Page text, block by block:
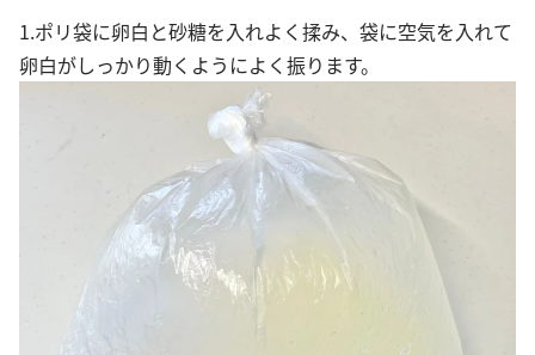
1.ポリ袋に卵白と砂糖を入れよく揉み、袋に空気を入れて
卵白がしっかり動くようによく振ります。